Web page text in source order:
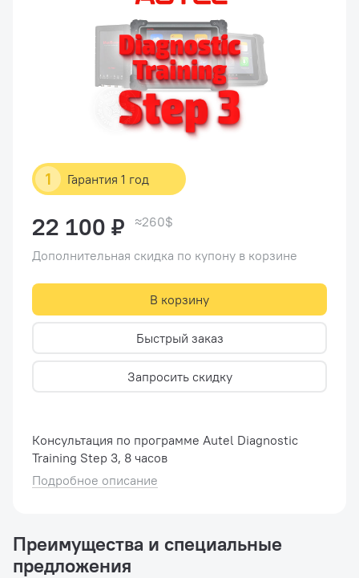
1 Гарантия 1 год
Консультация по программе Autel Diagnostic
Training Step 3, 8 часов
Подробное описание
22 100 ₽ ≈260$
Дополнительная скидка по купону в корзине
В корзину
Быстрый заказ
Запросить скидку
Преимущества и специальные
предложения